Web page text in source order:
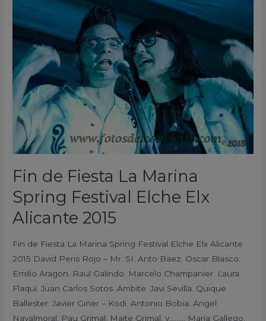
Fin de Fiesta La Marina
Spring Festival Elche Elx
Alicante 2015
Fin de Fiesta La Marina Spring Festival Elche Elx Alicante
2015 David Peris Rojo – Mr. SI. Anto Baez. Oscar Blasco.
Emilio Aragon. Raul Galindo. Marcelo Champanier. Laura
Flaqui. Juan Carlos Sotos. Ambite. Javi Sevilla. Quique
Ballester. Javier Giner – Kodi. Antonio Bobia. Angel
Navalmoral. Pau Grimal. Maite Grimal. y……… Maria Gallego.
Fiesta
Marina
Spring
Festival
Elche
Elx
Alicante
2015